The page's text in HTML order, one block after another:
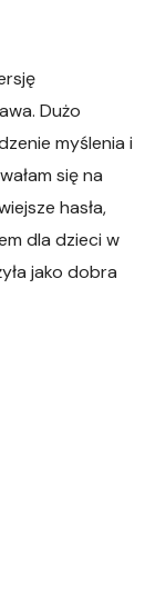
Dużo
myślenia i
się na
hasła,
dla dzieci w
jako dobra